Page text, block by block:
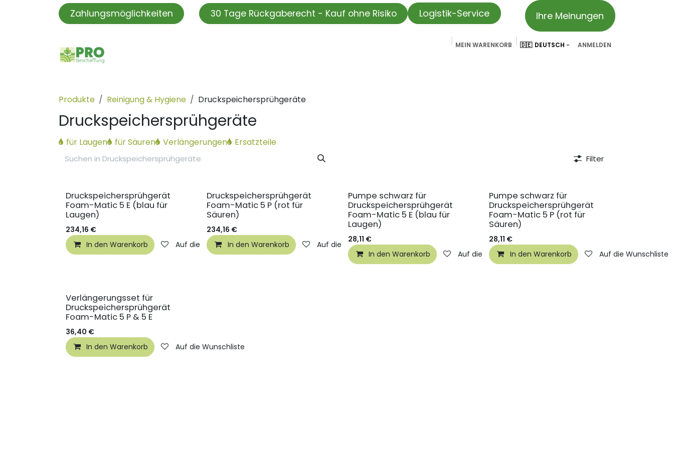
Zum Inhalt springen
Zahlungsmöglichkeiten 30 Tage Rückgaberecht - Kauf ohne Risiko Logistik-Service Ihre Meinungen
MEIN WARENKORB 🇩🇪 DEUTSCH ANMELDEN
Produkte Reinigung & Hygiene Druckspeichersprühgeräte
Druckspeichersprühgeräte
für Laugen für Säuren Verlängerungen Ersatzteile
Filter
Druckspeichersprühgerät
Foam-Matic 5 E (blau für
Laugen)
234,16 €
In den Warenkorb
Auf die Wunschliste
Druckspeichersprühgerät
Foam-Matic 5 P (rot für
Säuren)
234,16 €
In den Warenkorb
Auf die Wunschliste
Pumpe schwarz für
Druckspeichersprühgerät
Foam-Matic 5 E (blau für
Laugen)
28,11 €
In den Warenkorb
Auf die Wunschliste
Pumpe schwarz für
Druckspeichersprühgerät
Foam-Matic 5 P (rot für
Säuren)
28,11 €
In den Warenkorb
Auf die Wunschliste
Verlängerungsset für
Druckspeichersprühgerät
Foam-Matic 5 P & 5 E
36,40 €
In den Warenkorb
Auf die Wunschliste